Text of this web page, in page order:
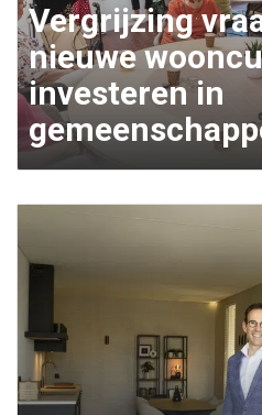
Vergrijzing
nieuwe
investeren in